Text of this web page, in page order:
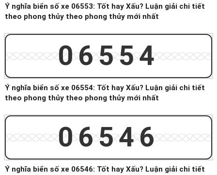
Ý nghĩa biển số xe 06553: Tốt hay Xấu? Luận giải chi tiết
theo phong thủy theo phong thủy mới nhất
06554
Ý nghĩa biển số xe 06554: Tốt hay Xấu? Luận giải chi tiết
theo phong thủy theo phong thủy mới nhất
06546
Ý nghĩa biển số xe 06546: Tốt hay Xấu? Luận giải chi tiết